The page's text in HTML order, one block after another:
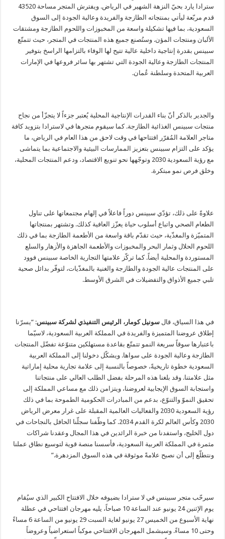
سترادا يارد بحيّ النزهة الشهير في الرياض. ويفترش المتجر مساحة 43520
قدم مربّعة ليأتي بمنتجاته الطازجة والفريدة وعالية الجودة إلى السوق
السعودية، بما فيها تشكيلة واسعة من المخبوزات واللحوم الطازجة ومشتقات
الألبان ومنتجات المؤن. وستُصنع جميع هذه المنتجات في المتجر، حيث تتمتّع
سبينس بقدرة إنتاجية داخلية عالية تتيح لها الوفاء بالتزامها الراسخ بتوفير
المنتجات الطازجة وعالية الجودة التي تشتهر بها سائر فروعها في الإمارات
العربية المتحدة وسلطنة عُمان.
والجدير بالذكر أنّ بناء القدرات الإنتاجية المحلية يُعتبر جزءاً لا يتجزّأ من نجاح
منتجات سبينس الغذائية الطازجة. كما سيقوم متجرها في لاسترادا بتزويد كافة
متاجر العلامة المُقرّر افتتاحها في وقت لاحق من هذا العام في الرياض، ما
يؤكد على التزام سبينس بتعزيز الممارسات البيئية والاجتماعية بما يتماشى
مع رؤية السعودية 2030 وتوجّهها نحو تنويع الاقتصاد، ودعم المنتجات المحلية،
وخلق فرص نمو مبتكرة.
علاوةً على ذلك، تؤدّي سبينس دوراً فاعلاً في إلهام مجتمعاتها على تناول
الطعام الصحي واتباع أسلوب حياة يعزّز العافية كذلك. وتشتهر بمنتجاتها
المتميّزة والمغذّية، حيث تقدّم باقة واسعة من الأطعمة الطازجة بما في ذلك
اللحوم الحلال وثمار البحر والمخبوزات والأطعمة الجاهزة والأزهار والسلع
المستوردة والمحلية أيضاً. كما تركّز علامتها التجارية الخاصة سبينس فوود
على المنتجات عالية الجودة والطازجة والغنية بالمغذّيات، لتوفّر بدائل صحية
تلبي جميع الأذواق والتفضيلات في الشرق الأوسط.
في هذا السياق، قالسونيل كومار، الرئيس التنفيذي لشركة سبينس: “يسرّنا
إطلاق عروضنا المتميزة والفريدة في المملكة العربية السعودية، لاسيّما
باعتبارها سوقاً سريعة النمو تتمتّع بقاعدة مستهلكين متنوّعة تفضّل المنتجات
الطازجة وعالية الجودة على سواها. ويشكّل دخولنا إلى المملكة العربية
السعودية خطوة تاريخيةً، خصوصاً بالنسبة إلى علامة تجارية محلية إماراتية
مثل علامتنا. وقد بلغنا هذه المرحلة بفضل الطلب العالي على منتجاتنا
واستجابة السوق الإيجابية لعروضنا، ويتزامن ذلك مع مساعي المملكة إلى
تحقيق النموّ والتنوّع، بدعم من المبادرات الحكومية الطموحة بما في ذلك
رؤية السعودية 2030 والفعاليات العالمية المقبلة على غرار معرض الرياض
2030 وكأس العالم لكرة القدم 2034. كما وظّفنا سجلّنا الحافل بالنجاحات في
دول الخليج، واستفدنا من خبرة الرائدين في هذا المجال وعقدنا شراكات
مثمرة في المملكة العربية السعودية، فأسسنا منصة قوية لتوسيع نطاق عملنا
ونتطلّع إلى أن نصبح علامةً موثوقة في هذه السوق المزدهرة.”
سيرحّب متجر سبينس في لا سترادا بضيوفه خلال الافتتاح الكبير الذي سيُقام
يوم الإثنين 24 يونيو عند الساعة 10 صباحاً، يليه مهرجان افتتاحي في عطلة
نهاية الأسبوع من الخميس 27 يونيو لغاية السبت 29 يونيو من الساعة 6 مساءً
وحتى 10 مساءً. وسيشمل المهرجان الافتتاحي موكباً استعراضياً وعروضاً